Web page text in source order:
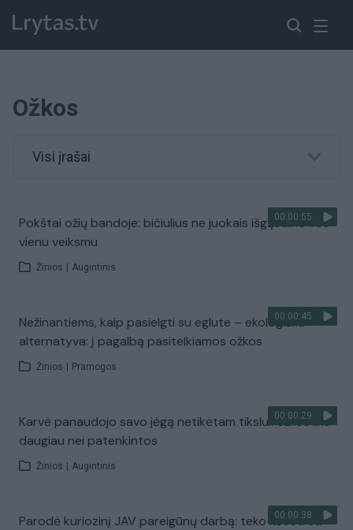
Ožkos
Visi įrašai
00:00:55
Pokštai ožių bandoje: bičiulius ne juokais išgąsdino vos
vienu veiksmu
Žinios Augintinis
00:00:45
Nežinantiems, kaip pasielgti su eglute – ekologiška
alternatyva: į pagalbą pasitelkiamos ožkos
Žinios Pramogos
00:00:29
Karvė panaudojo savo jėgą netikėtam tikslui: ožkos liko
daugiau nei patenkintos
Žinios Augintinis
00:00:38
Parodė kuriozinį JAV pareigūnų darbą: teko kovoti su